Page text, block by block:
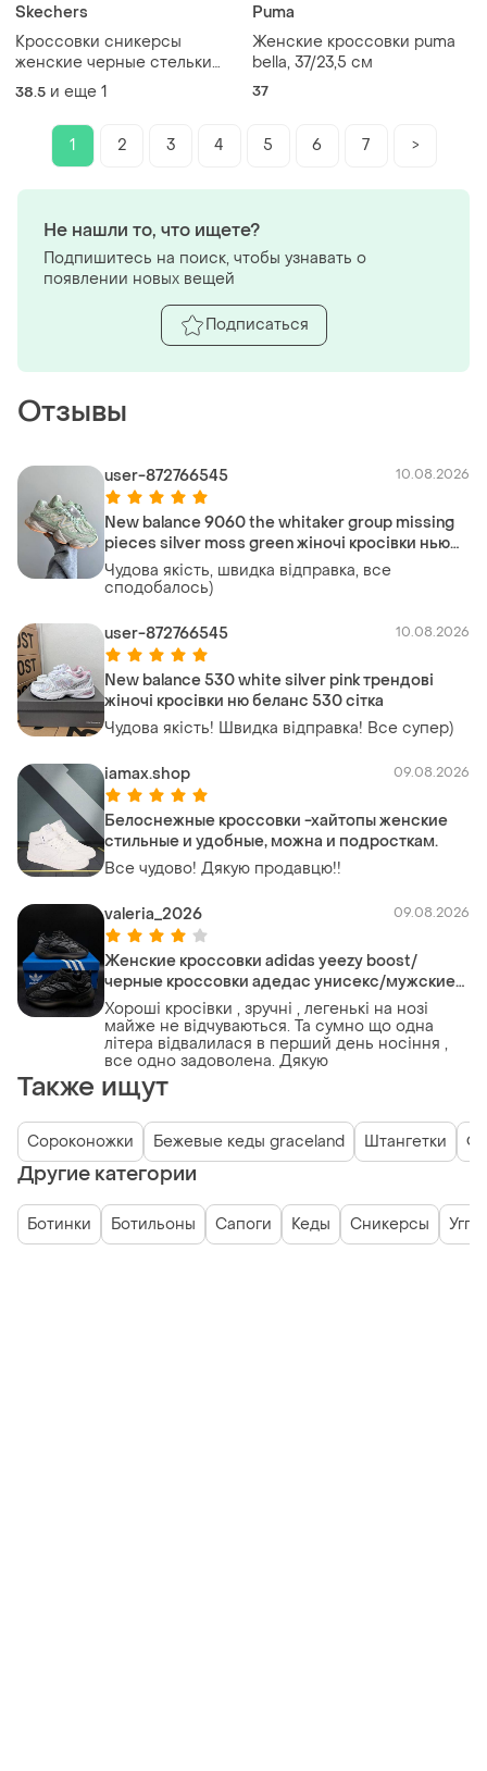
Skechers
Кроссовки сникерсы
женские черные стельки
25,5 sketchers women's
madison ave-distinctively
sneaker
38.5 и еще 1
Puma
Женские кроссовки puma
bella, 37/23,5 см
37
1 2 3 4 5 6 7 >
Отзывы
user-872766545 10.08.2026
New balance 9060 the whitaker group missing
pieces silver moss green жіночі кросівки нью
беланс 9060
Чудова якість, швидка відправка, все
сподобалось)
user-872766545 10.08.2026
New balance 530 white silver pink трендові
жіночі кросівки ню беланс 530 сітка
Чудова якість! Швидка відправка! Все супер)
iamax.shop 09.08.2026
Белоснежные кроссовки -хайтопы женские
стильные и удобные, можна и подросткам.
Все чудово! Дякую продавцю!!
valeria_2026 09.08.2026
Женские кроссовки adidas yeezy boost/
черные кроссовки адедас унисекс/мужские/
женские/подростковые
Хороші кросівки , зручні , легенькі на нозі
майже не відчуваються. Та сумно що одна
літера відвалилася в перший день носіння ,
все одно задоволена. Дякую
Также ищут
Сороконожки Бежевые кеды graceland Штангетки
Другие категории
Ботинки Ботильоны Сапоги Кеды Сникерсы Угги
Не нашли то, что ищете?
Подпишитесь на поиск, чтобы узнавать о
появлении новых вещей
Подписаться